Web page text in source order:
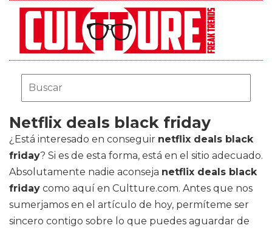
Netflix deals black friday
¿Está interesado en conseguir netflix deals black
friday? Si es de esta forma, está en el sitio adecuado.
Absolutamente nadie aconseja netflix deals black
friday como aquí en Cultture.com. Antes que nos
sumerjamos en el artículo de hoy, permíteme ser
sincero contigo sobre lo que puedes aguardar de